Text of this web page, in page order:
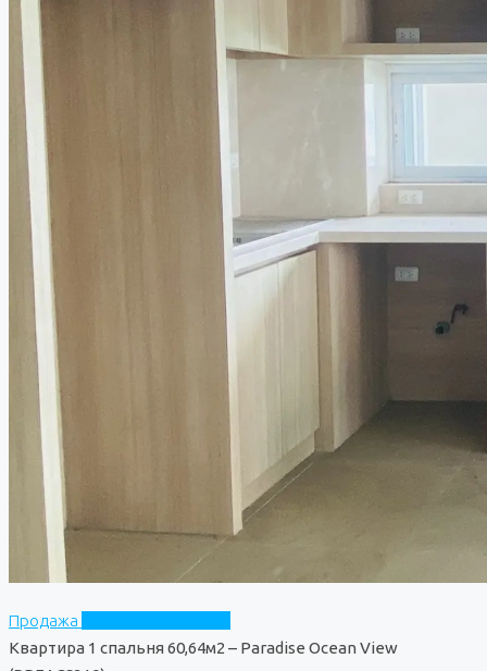
Продажа
Квартира 1 спальня 60,64м2 – Paradise Ocean View